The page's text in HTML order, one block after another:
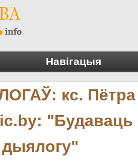
Навігацыя
кс. Пётра
"Будаваць